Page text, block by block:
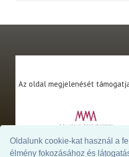
Oldalunk cookie-kat használ a
élmény fokozásához és
Az oldal megjelenését